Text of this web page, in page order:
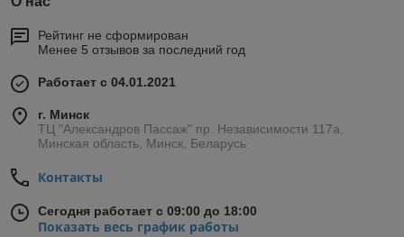
Рейтинг не сформирован
Менее 5 отзывов за последний год
Работает с 04.01.2021
г. Минск
ТЦ "Александров Пассаж" пр. Независимости 117а,
Минская область, Минск, Беларусь
Контакты
Сегодня работает с 09:00 до 18:00
Показать весь график работы